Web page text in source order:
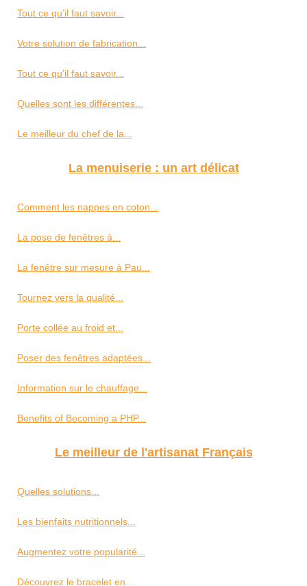
Tout ce qu’il faut savoir...
Votre solution de fabrication...
Tout ce qu’il faut savoir...
Quelles sont les différentes...
Le meilleur du chef de la...
La menuiserie : un art délicat
Comment les nappes en coton...
La pose de fenêtres à...
La fenêtre sur mesure à Pau...
Tournez vers la qualité...
Porte collée au froid et...
Poser des fenêtres adaptées...
Information sur le chauffage...
Benefits of Becoming a PHP...
Le meilleur de l'artisanat Français
Quelles solutions...
Les bienfaits nutritionnels...
Augmentez votre popularité...
Découvrez le bracelet en...